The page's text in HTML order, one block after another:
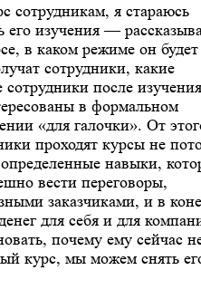
сотрудникам, я стараюсь
его изучения —
в каком режиме он будет
сотрудники, какие
сотрудники после изучения
в формальном
«для галочки». От
проходят курсы не
навыки,
вести переговоры,
заказчиками, и в
для себя и для
почему ему сейчас
курс, мы можем снять